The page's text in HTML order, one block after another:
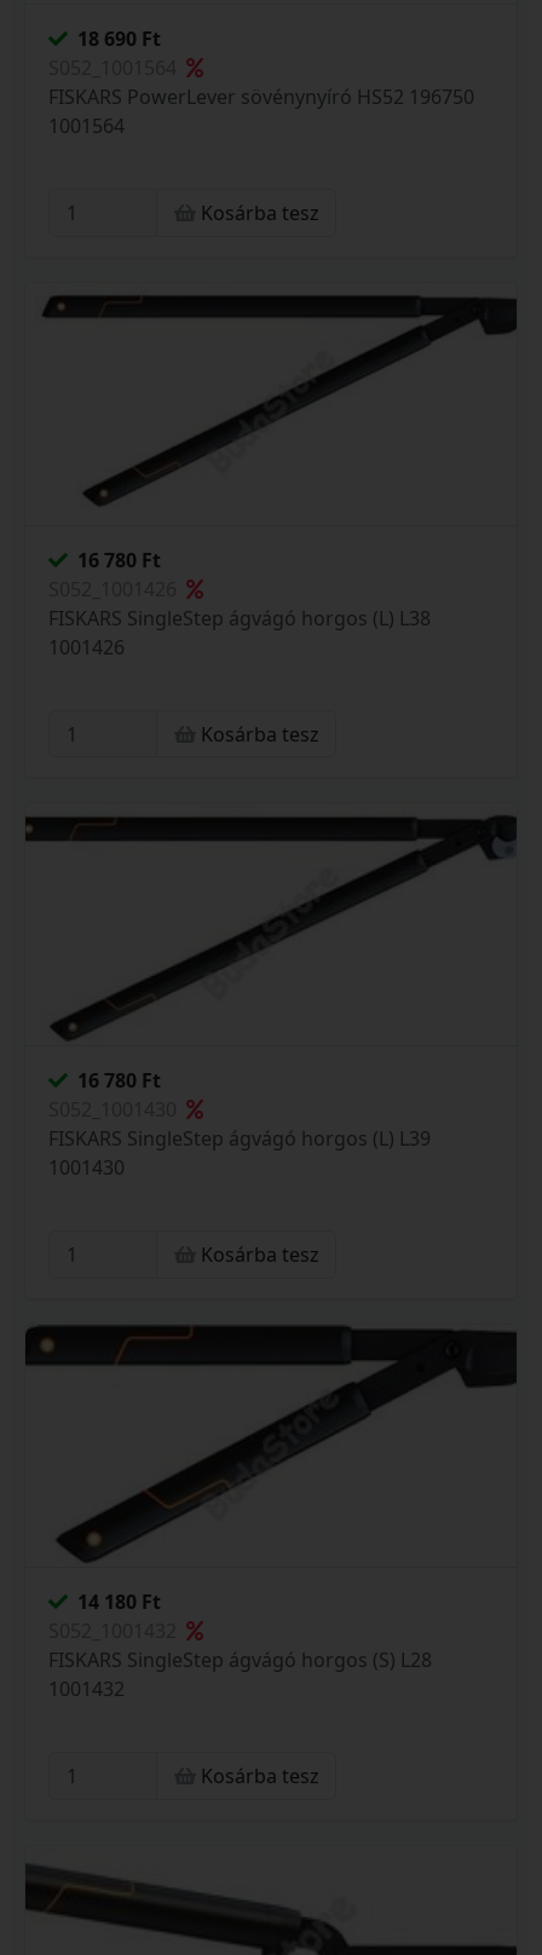
18 690 Ft
FISKARS PowerLever sövénynyíró HS52 196750
1001564
Kosárba tesz
16 780 Ft
FISKARS SingleStep ágvágó horgos (L) L38
1001426
Kosárba tesz
16 780 Ft
FISKARS SingleStep ágvágó horgos (L) L39
1001430
Kosárba tesz
14 180 Ft
FISKARS SingleStep ágvágó horgos (S) L28
1001432
Kosárba tesz